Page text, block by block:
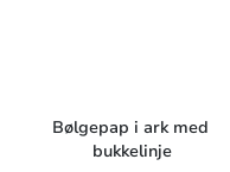
Bølgepap i ark med
bukkelinje